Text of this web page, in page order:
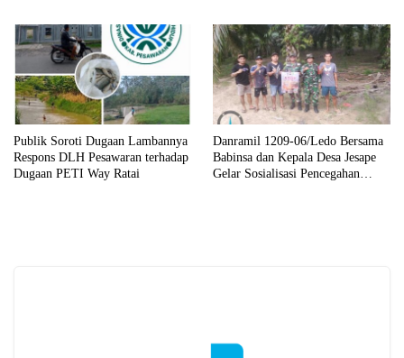
Publik Soroti Dugaan Lambannya
Respons DLH Pesawaran terhadap
Dugaan PETI Way Ratai
Danramil 1209-06/Ledo Bersama
Babinsa dan Kepala Desa Jesape
Gelar Sosialisasi Pencegahan